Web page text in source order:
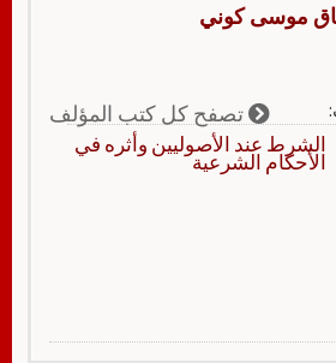
موسى كوني
تصفح كل كتب المؤلف
الشرط عند الأصوليين وأثره في
الأحكام الشرعية